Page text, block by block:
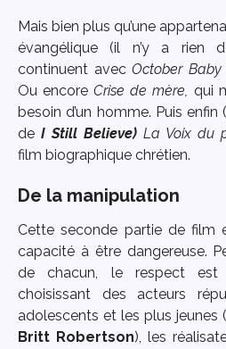
Mais bien plus qu’une
évangélique (il n’y a rien
continuent avecOctober Baby
Ou encoreCrise de mère, qui
besoin d’un homme. Puis
de I Still Believe) La Voix du
film biographique chrétien.
De la manipulation
Cette seconde partie de film
capacité à être dangereuse.
de chacun, le respect est
choisissant des acteurs
adolescents et les plus jeunes
Britt Robertson), les